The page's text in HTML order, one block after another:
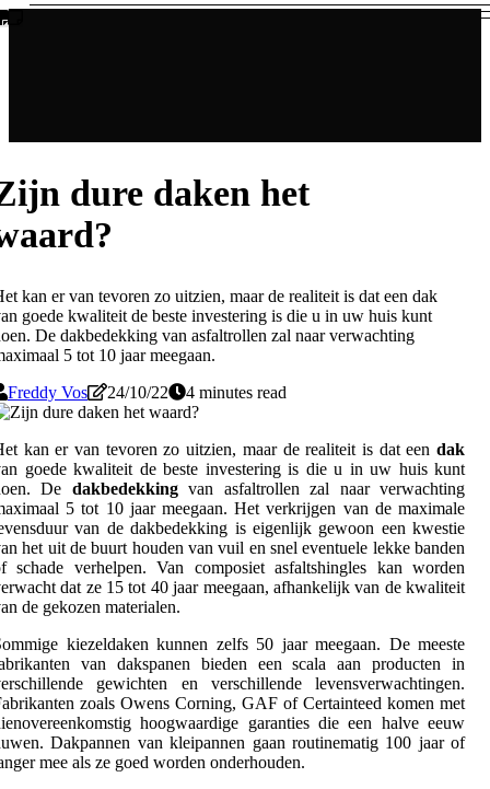
dure daken het
kan er van tevoren zo uitzien, maar de realiteit is dat een dak
goede kwaliteit de beste investering is die u in uw huis kunt
De dakbedekking van asfaltrollen zal naar verwachting
5 tot 10 jaar meegaan.
Freddy Vos
24/10/22 4 minutes read
kan er van tevoren zo uitzien, maar de realiteit is dat een dak
goede kwaliteit de beste investering is die u in uw huis kunt
De dakbedekkingvan asfaltrollen zal naar verwachting
5 tot 10 jaar meegaan. Het verkrijgen van de maximale
van de dakbedekking is eigenlijk gewoon een kwestie
het uit de buurt houden van vuil en snel eventuele lekke banden
schade verhelpen. Van composiet asfaltshingles kan worden
dat ze 15 tot 40 jaar meegaan, afhankelijk van de kwaliteit
de gekozen materialen.
kiezeldaken kunnen zelfs 50 jaar meegaan. De meeste
van dakspanen bieden een scala aan producten in
gewichten en verschillende levensverwachtingen.
zoals Owens Corning, GAF of Certainteed komen met
hoogwaardige garanties die een halve eeuw
Dakpannen van kleipannen gaan routinematig 100 jaar of
mee als ze goed worden onderhouden.